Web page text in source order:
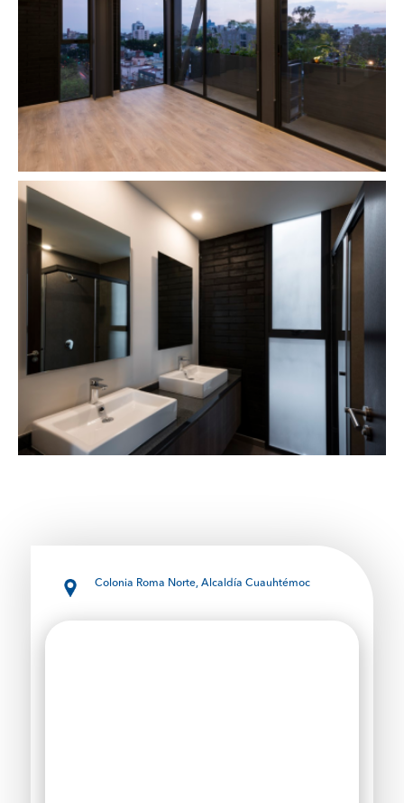
Colonia Roma Norte, Alcaldía Cuauhtémoc